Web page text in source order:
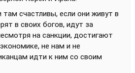
счастливы, если они живут в
в своих богов, идут за
на санкции, достигают
не нам и не
идти к ним со своим